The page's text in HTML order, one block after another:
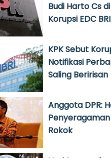
Budi Harto Cs
Korupsi EDC BRI
KPK Sebut
Notifikasi
Saling Beririsan
Anggota DPR:
Rokok